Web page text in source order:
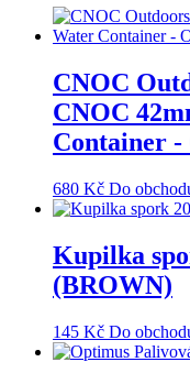
CNOC
CNOC
Container -
680 Kč Do
Kupilka
(BROWN)
145 Kč Do